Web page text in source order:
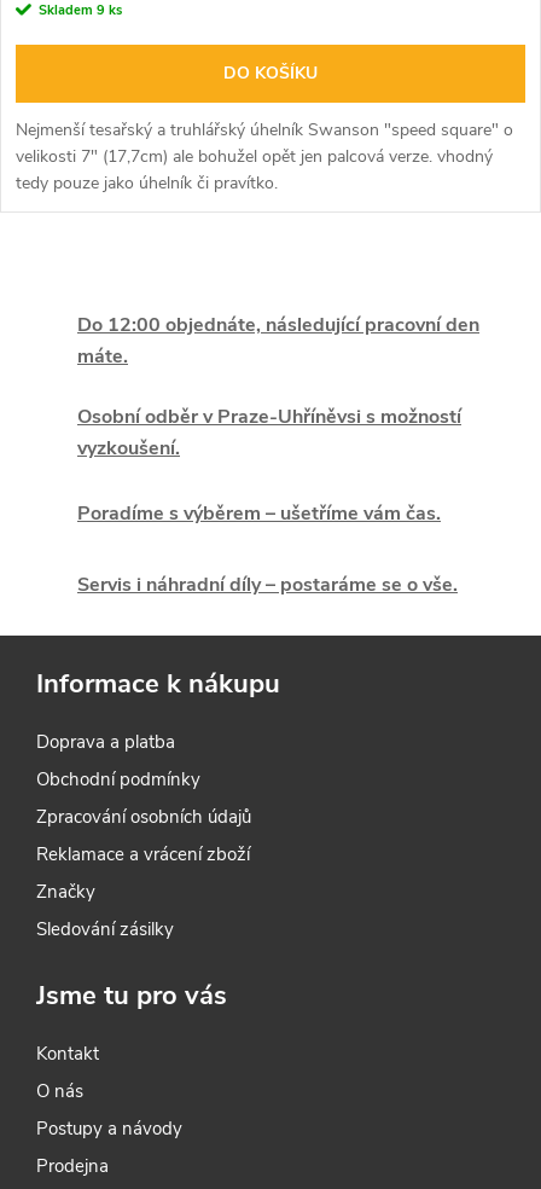
Skladem 9 ks
DO KOŠÍKU
Nejmenší tesařský a truhlářský úhelník Swanson "speed square" o
velikosti 7" (17,7cm) ale bohužel opět jen palcová verze. vhodný
tedy pouze jako úhelník či pravítko.
í
Do 12:00 objednáte, následující pracovní den
máte.
Osobní odběr v Praze-Uhříněvsi s možností
vyzkoušení.
Poradíme s výběrem – ušetříme vám čas.
Servis i náhradní díly – postaráme se o vše.
Informace k nákupu
Doprava a platba
Obchodní podmínky
Zpracování osobních údajů
Reklamace a vrácení zboží
Značky
Sledování zásilky
Jsme tu pro vás
Kontakt
O nás
Postupy a návody
Prodejna